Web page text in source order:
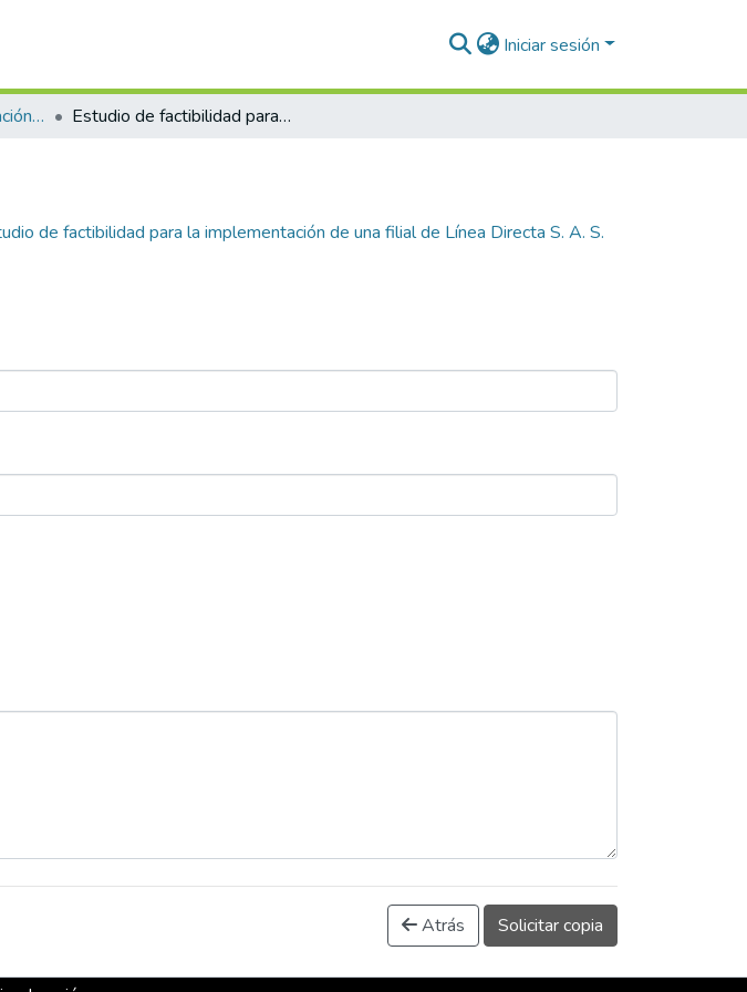
Iniciar sesión
Maestría en Administración - MBA (tesis) Estudio de factibilidad para la implementación de una filial de Línea Directa S. A. S. en Ecuador.
de factibilidad para la implementación de una filial de Línea Directa S. A. S.
Atrás Solicitar copia